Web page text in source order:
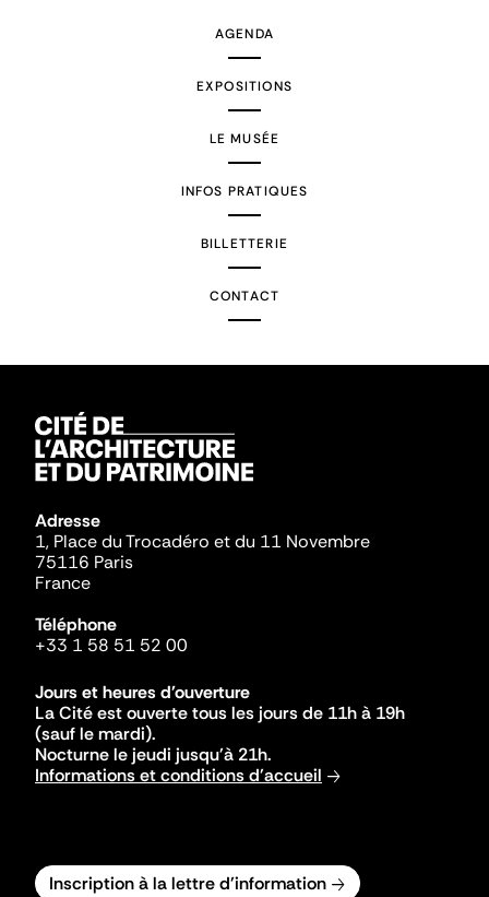
AGENDA
EXPOSITIONS
LE MUSÉE
INFOS PRATIQUES
BILLETTERIE
CONTACT
Adresse
1, Place du Trocadéro et du 11 Novembre
75116 Paris
France
Téléphone
+33 1 58 51 52 00
Jours et heures d'ouverture
La Cité est ouverte tous les jours de 11h à 19h
(sauf le mardi).
Nocturne le jeudi jusqu'à 21h.
Informations et conditions d'accueil
Inscription à la lettre d'information